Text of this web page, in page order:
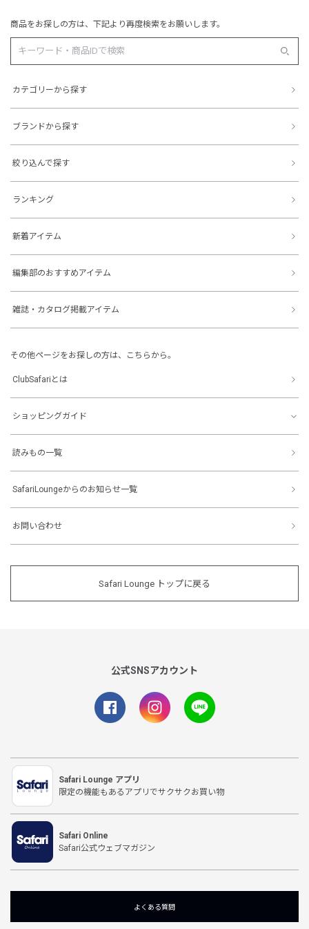
商品をお探しの方は、下記より再度検索をお願いします。
カテゴリーから探す
ブランドから探す
絞り込んで探す
ランキング
新着アイテム
編集部のおすすめアイテム
雑誌・カタログ掲載アイテム
その他ページをお探しの方は、こちらから。
ClubSafariとは
ショッピングガイド
読みもの一覧
SafariLoungeからのお知らせ一覧
お問い合わせ
Safari Lounge トップに戻る
公式SNSアカウント
Safari Lounge アプリ
限定の機能もあるアプリでサクサクお買い物
Safari Online
Safari公式ウェブマガジン
よくある質問